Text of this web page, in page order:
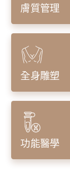
膚質管理
全身雕塑
功能醫學